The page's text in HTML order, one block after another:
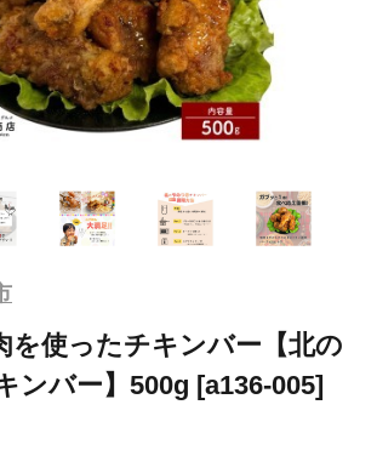
を使ったチキンバー【北の
ンバー】500g [a136-005]